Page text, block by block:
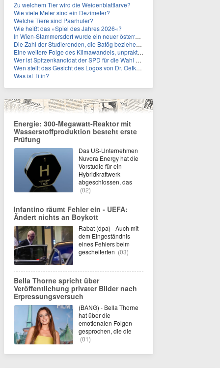
Zu welchem Tier wird die Weidenblattlarve?
Wie viele Meter sind ein Dezimeter?
Welche Tiere sind Paarhufer?
Wie heißt das »Spiel des Jahres 2026«?
In Wien-Stammersdorf wurde ein neuer österreichischer Temperaturrekord gemessen. Wie hoch war die Temperatur?
Die Zahl der Studierenden, die Bafög beziehen, sinkt. Woran liegt das?
Eine weitere Folge des Klimawandels, unpraktisch für Urlauber: Wo fehlt mittlerweile sogar das Trinkwasser?
Wer ist Spitzenkandidat der SPD für die Wahl zum Berliner Abgeordnetenhaus im September 2026?
Wen stellt das Gesicht des Logos von Dr. Oetker dar?
Was ist Titin?
Energie: 300-Megawatt-Reaktor mit
Wasserstoffproduktion besteht erste
Prüfung
Das US-Unternehmen
Nuvora Energy hat die
Vorstudie für ein
Hybridkraftwerk
abgeschlossen, das
(02)
Infantino räumt Fehler ein - UEFA:
Ändert nichts an Boykott
Rabat (dpa) - Auch mit
dem Eingeständnis
eines Fehlers beim
gescheiterten (03)
Bella Thorne spricht über
Veröffentlichung privater Bilder nach
Erpressungsversuch
(BANG) - Bella Thorne
hat über die
emotionalen Folgen
gesprochen, die die
(01)